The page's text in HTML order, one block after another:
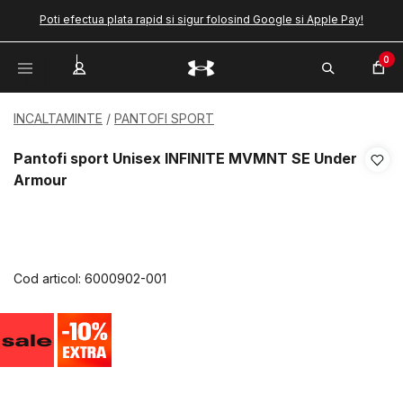
Poti efectua plata rapid si sigur folosind Google si Apple Pay!
0
INCALTAMINTE PANTOFI SPORT
Pantofi sport Unisex INFINITE MVMNT SE Under
Armour
Cod articol: 6000902-001